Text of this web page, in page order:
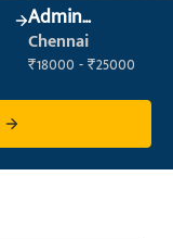
Admin
Supervisor
Chennai
₹18000 - ₹25000